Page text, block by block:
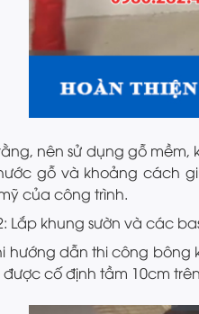
nên sử dụng gỗ
gỗ và khoảng cách
của công trình.
Lắp khung sườn và các
hướng dẫn thi công
được cố định tầm 10cm